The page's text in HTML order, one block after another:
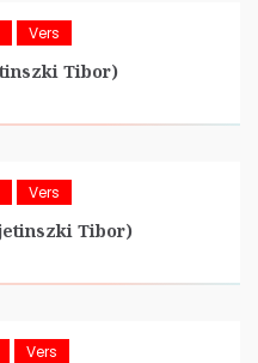
Vers
Tibor)
Vers
Tibor)
Vers